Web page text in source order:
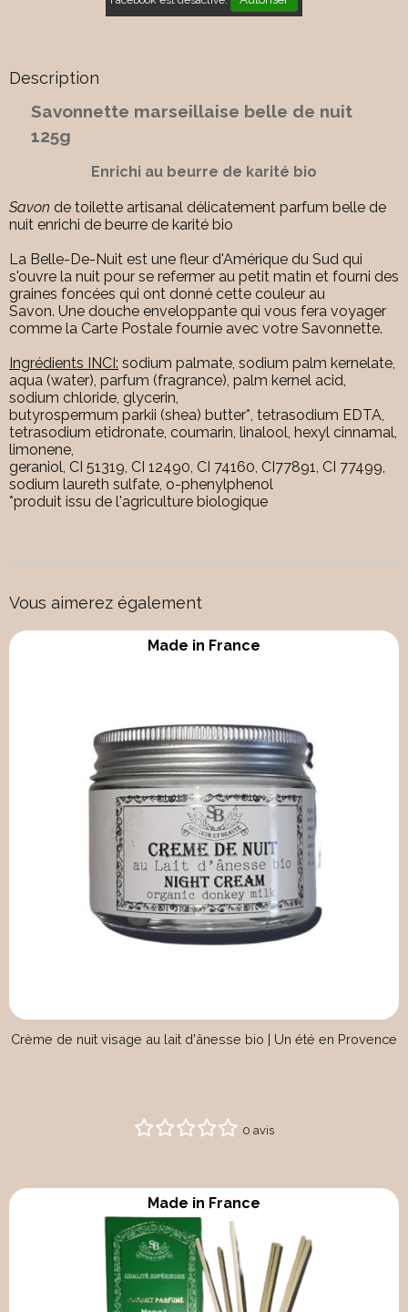
Description
Savonnette marseillaise belle de nuit
125g
Enrichi au beurre de karité bio
Savon de toilette artisanal délicatement parfum belle de
nuit enrichi de beurre de karité bio
La Belle-De-Nuit est une fleur d'Amérique du Sud qui
s'ouvre la nuit pour se refermer au petit matin et fourni des
graines foncées qui ont donné cette couleur au
Savon. Une douche enveloppante qui vous fera voyager
comme la Carte Postale fournie avec votre Savonnette.
Ingrédients INCI: sodium palmate, sodium palm kernelate,
aqua (water), parfum (fragrance), palm kernel acid,
sodium chloride, glycerin,
butyrospermum parkii (shea) butter*, tetrasodium EDTA,
tetrasodium etidronate, coumarin, linalool, hexyl cinnamal,
limonene,
geraniol, CI 51319, CI 12490, CI 74160, CI77891, CI 77499,
sodium laureth sulfate, o-phenylphenol
*produit issu de l'agriculture biologique
Vous aimerez également
Crème de nuit visage au lait d'ânesse bio | Un été en Provence
0 avis
Made in France
Made in France